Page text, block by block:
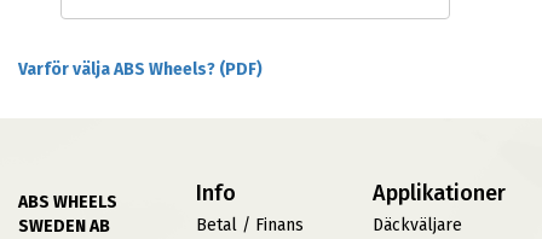
Varför välja ABS Wheels? (PDF)
ABS WHEELS
SWEDEN AB
Info
Betal / Finans
Applikationer
Däckväljare